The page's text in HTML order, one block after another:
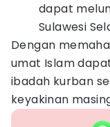
dapat
Sulawesi
Dengan
umat Islam
ibadah kurban
keyakinan